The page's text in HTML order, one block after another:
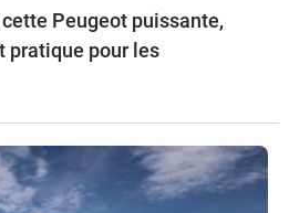
Peugeot puissante,
pratique pour les